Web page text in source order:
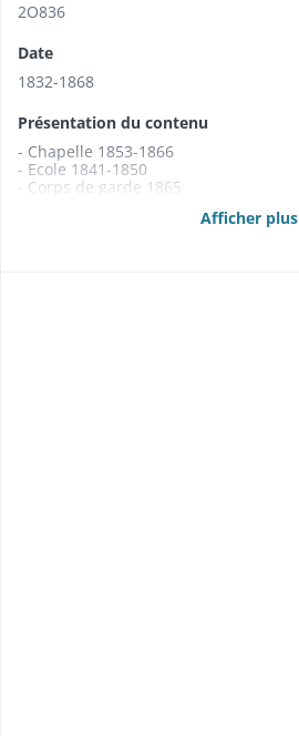
2O836
Date
1832-1868
Présentation du contenu
- Chapelle 1853-1866
- Ecole 1841-1850
- Corps de garde 1865
Afficher plus